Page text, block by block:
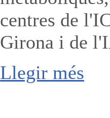
centres de
Girona i de
Llegir més